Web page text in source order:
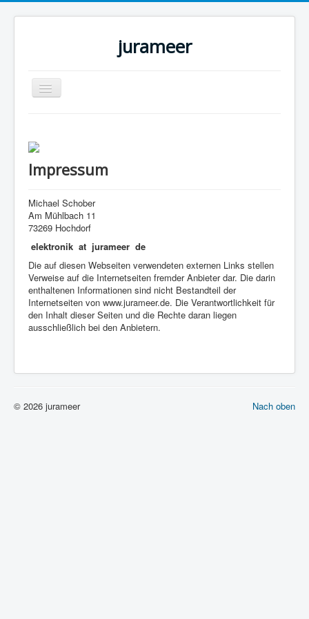
jurameer
Navigation
an/aus
Elektronik
how to ...
Piaggio APE50
Impressum
Michael Schober
Am Mühlbach 11
73269 Hochdorf
elektronik at jurameer de
Die auf diesen Webseiten verwendeten externen Links stellen
Verweise auf die Internetseiten fremder Anbieter dar. Die darin
enthaltenen Informationen sind nicht Bestandteil der
Internetseiten von www.jurameer.de. Die Verantwortlichkeit für
den Inhalt dieser Seiten und die Rechte daran liegen
ausschließlich bei den Anbietern.
Nach oben
© 2026 jurameer